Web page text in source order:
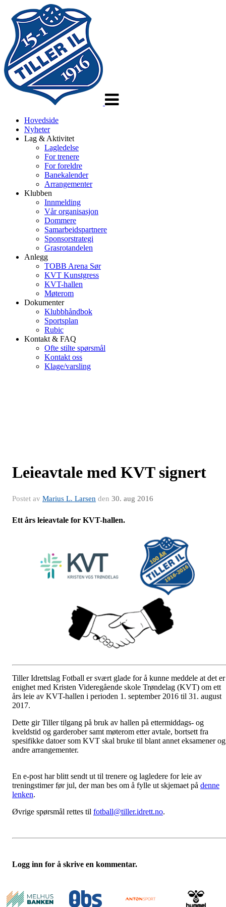
Hovedside
Nyheter
Lag & Aktivitet
Lagledelse
For trenere
For foreldre
Banekalender
Arrangementer
Klubben
Innmelding
Vår organisasjon
Dommere
Samarbeidspartnere
Sponsorstrategi
Grasrotandelen
Anlegg
TOBB Arena Sør
KVT Kunstgress
KVT-hallen
Møterom
Dokumenter
Klubbhåndbok
Sportsplan
Rubic
Kontakt & FAQ
Ofte stilte spørsmål
Kontakt oss
Klage/varsling
Leieavtale med KVT signert
Postet av Marius L. Larsen den 30. aug 2016
Ett års leieavtale for KVT-hallen.
Tiller Idrettslag Fotball er svært glade for å kunne meddele at det er
enighet med Kristen Videregående skole Trøndelag (KVT) om ett
års leie av KVT-hallen i perioden 1. september 2016 til 31. august
2017.
Dette gir Tiller tilgang på bruk av hallen på ettermiddags- og
kveldstid og garderober samt møterom etter avtale, bortsett fra
spesifikke datoer som KVT skal bruke til blant annet eksamener og
andre arrangementer.
En e-post har blitt sendt ut til trenere og lagledere for leie av
treningstimer før jul, der man bes om å fylle ut skjemaet på denne
lenken.
Øvrige spørsmål rettes til fotball@tiller.idrett.no.
Logg inn for å skrive en kommentar.